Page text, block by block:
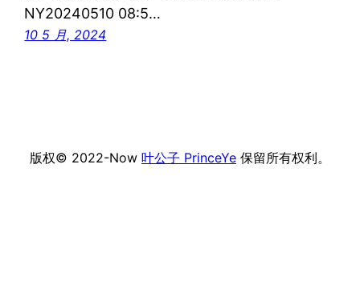
NY20240510 08:5…
10 5 月, 2024
版权© 2022-Now 叶公子 PrinceYe 保留所有权利。